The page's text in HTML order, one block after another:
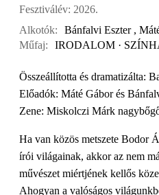
Fesztiválév: 2026.
Alkotók:
Bánfalvi Eszter ,
Műfaj:
IRODALOM ·
Összeállította és dramatizálta:
Előadók: Máté Gábor és
Zene: Miskolczi Márk
Ha van közös metszete Bodor
írói világainak, akkor az nem
művészet miértjének kellős
Ahogyan a valóságos